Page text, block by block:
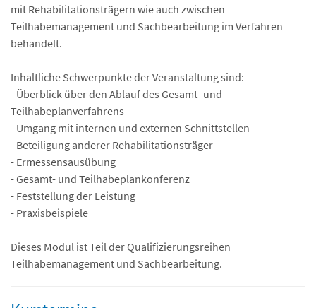
mit Rehabilitationsträgern wie auch zwischen
Teilhabemanagement und Sachbearbeitung im Verfahren
behandelt.
Inhaltliche Schwerpunkte der Veranstaltung sind:
- Überblick über den Ablauf des Gesamt- und
Teilhabeplanverfahrens
- Umgang mit internen und externen Schnittstellen
- Beteiligung anderer Rehabilitationsträger
- Ermessensausübung
- Gesamt- und Teilhabeplankonferenz
- Feststellung der Leistung
- Praxisbeispiele
Dieses Modul ist Teil der Qualifizierungsreihen
Teilhabemanagement und Sachbearbeitung.